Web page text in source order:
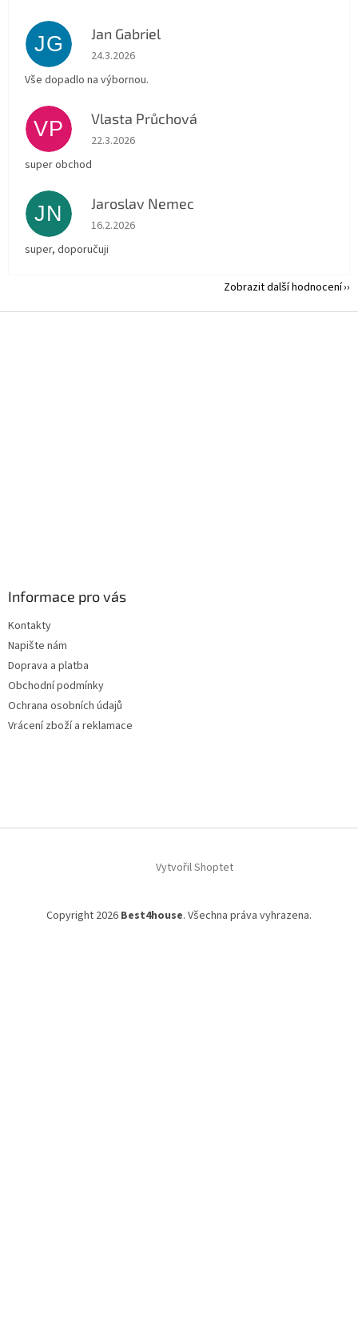
JG Jan Gabriel
Hodnocení obchodu je 5 z 5 hvězdiček.
24.3.2026
Vše dopadlo na výbornou.
VP Vlasta Průchová
Hodnocení obchodu je 5 z 5 hvězdiček.
22.3.2026
super obchod
JN Jaroslav Nemec
Hodnocení obchodu je 5 z 5 hvězdiček.
16.2.2026
super, doporučuji
Zobrazit další hodnocení
Informace pro vás
Kontakty
Napište nám
Doprava a platba
Obchodní podmínky
Ochrana osobních údajů
Vrácení zboží a reklamace
Vytvořil Shoptet
Copyright 2026 Best4house. Všechna práva vyhrazena.